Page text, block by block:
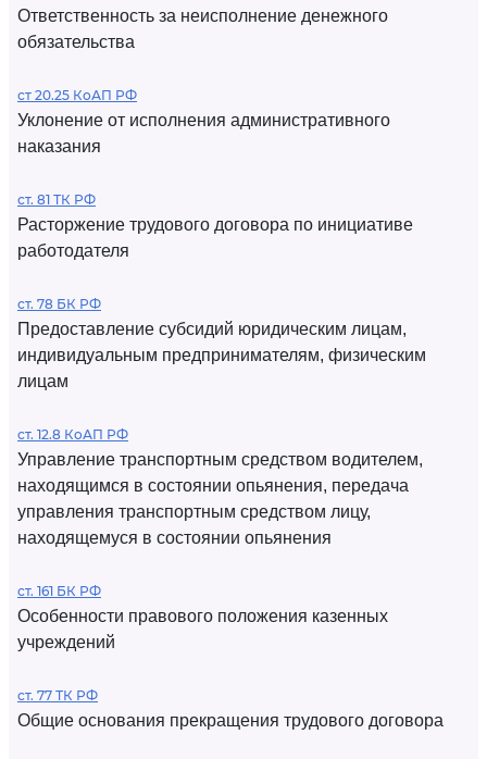
Ответственность за неисполнение денежного
обязательства
ст 20.25 КоАП РФ
Уклонение от исполнения административного
наказания
ст. 81 ТК РФ
Расторжение трудового договора по инициативе
работодателя
ст. 78 БК РФ
Предоставление субсидий юридическим лицам,
индивидуальным предпринимателям, физическим
лицам
ст. 12.8 КоАП РФ
Управление транспортным средством водителем,
находящимся в состоянии опьянения, передача
управления транспортным средством лицу,
находящемуся в состоянии опьянения
ст. 161 БК РФ
Особенности правового положения казенных
учреждений
ст. 77 ТК РФ
Общие основания прекращения трудового договора